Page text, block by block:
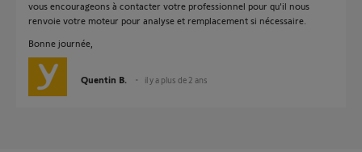
vous encourageons à contacter votre professionnel pour qu'il nous
renvoie votre moteur pour analyse et remplacement si nécessaire.
Bonne journée,
Quentin B. il y a plus de 2 ans